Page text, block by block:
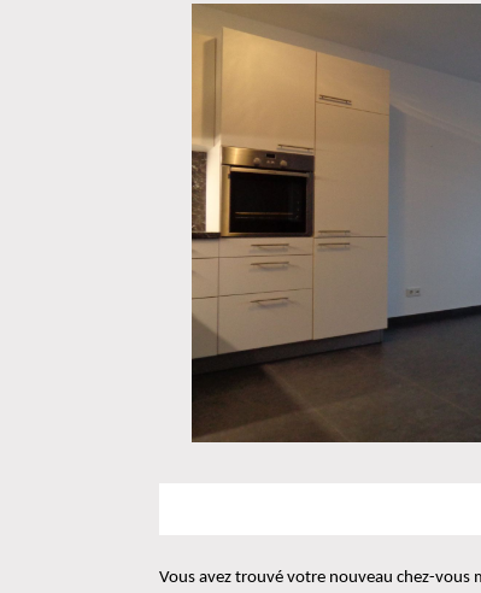
Vous avez trouvé votre nouveau chez-vous